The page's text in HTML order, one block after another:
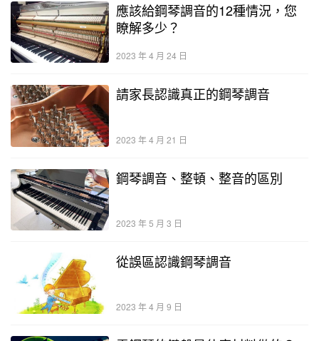
應該給鋼琴調音的12種情況，您
瞭解多少？
2023 年 4 月 24 日
請家長認識真正的鋼琴調音
2023 年 4 月 21 日
鋼琴調音、整頓、整音的區別
2023 年 5 月 3 日
從誤區認識鋼琴調音
2023 年 4 月 9 日